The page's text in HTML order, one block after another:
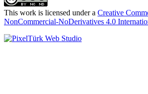
This work is licensed under a Creative
NonCommercial-NoDerivatives 4.0